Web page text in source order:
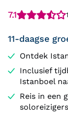
7.1
11-daagse
Ontdek
Inclusief
Istanboel
Reis in een
soloreizigers